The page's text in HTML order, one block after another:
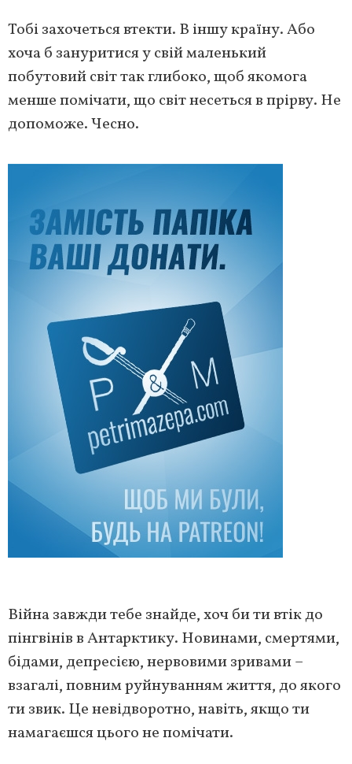
Тобі захочеться втекти. В іншу країну. Або
хоча б зануритися у свій маленький
побутовий світ так глибоко, щоб якомога
менше помічати, що світ несеться в прірву. Не
допоможе. Чесно.
Війна завжди тебе знайде, хоч би ти втік до
пінгвінів в Антарктику. Новинами, смертями,
бідами, депресією, нервовими зривами –
взагалі, повним руйнуванням життя, до якого
ти звик. Це невідворотно, навіть, якщо ти
намагаєшся цього не помічати.